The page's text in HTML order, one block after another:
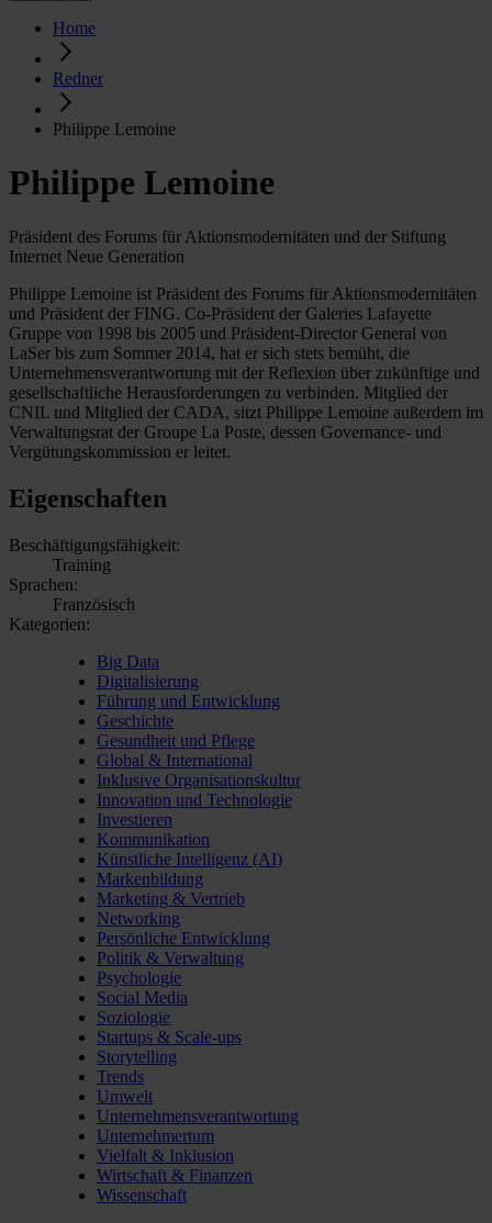
Home
Redner
Philippe Lemoine
Philippe Lemoine
Präsident des Forums für Aktionsmodernitäten und der Stiftung
Internet Neue Generation
Philippe Lemoine ist Präsident des Forums für Aktionsmodernitäten
und Präsident der FING. Co-Präsident der Galeries Lafayette
Gruppe von 1998 bis 2005 und Präsident-Director General von
LaSer bis zum Sommer 2014, hat er sich stets bemüht, die
Unternehmensverantwortung mit der Reflexion über zukünftige und
gesellschaftliche Herausforderungen zu verbinden. Mitglied der
CNIL und Mitglied der CADA, sitzt Philippe Lemoine außerdem im
Verwaltungsrat der Groupe La Poste, dessen Governance- und
Vergütungskommission er leitet.
Eigenschaften
Beschäftigungsfähigkeit:
Training
Sprachen:
Französisch
Kategorien:
Big Data
Digitalisierung
Führung und Entwicklung
Geschichte
Gesundheit und Pflege
Global & International
Inklusive Organisationskultur
Innovation und Technologie
Investieren
Kommunikation
Künstliche Intelligenz (AI)
Markenbildung
Marketing & Vertrieb
Networking
Persönliche Entwicklung
Politik & Verwaltung
Psychologie
Social Media
Soziologie
Startups & Scale-ups
Storytelling
Trends
Umwelt
Unternehmensverantwortung
Unternehmertum
Vielfalt & Inklusion
Wirtschaft & Finanzen
Wissenschaft